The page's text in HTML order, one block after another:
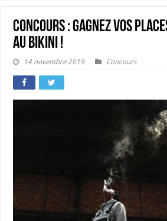
Concours : Gagnez vos
au Bikini !
14 novembre 2019 Concours